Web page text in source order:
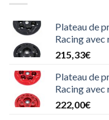
Plateau de
Racing
215,33€
Plateau de
Racing
222,00€